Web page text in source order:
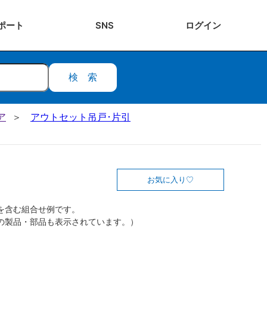
ート SNS ログイン
検索
アウトセット吊戸･片引
お気に入り
む組合せ例です。
製品・部品も表示されています。）